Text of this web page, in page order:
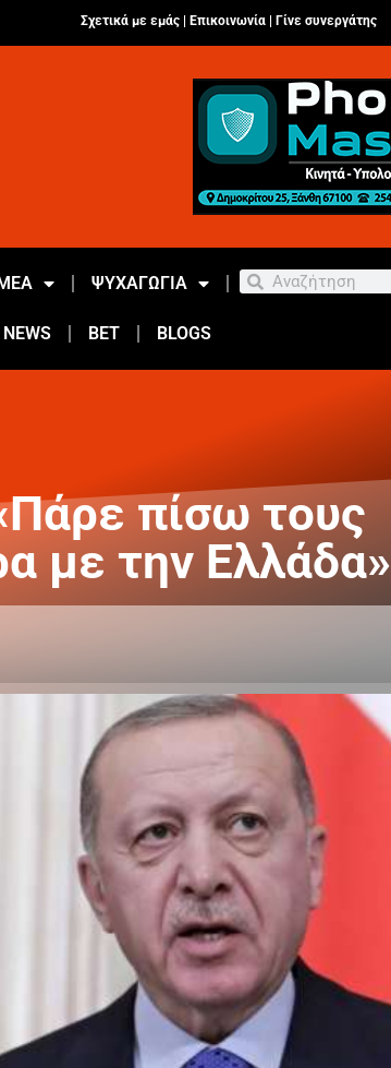
Σχετικά με εμάς | Επικοινωνία Γίνε συνεργάτης
ΨΥΧΑΓΩΓΙΑ
BET BLOGS
πίσω τους
με την Ελλάδα»